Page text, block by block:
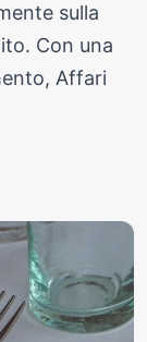
sulla
Con una
Affari